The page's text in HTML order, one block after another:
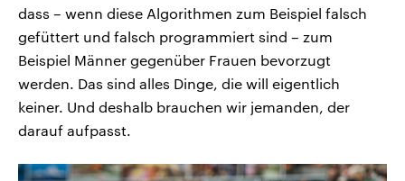
dass – wenn diese Algorithmen zum Beispiel falsch
gefüttert und falsch programmiert sind – zum
Beispiel Männer gegenüber Frauen bevorzugt
werden. Das sind alles Dinge, die will eigentlich
keiner. Und deshalb brauchen wir jemanden, der
darauf aufpasst.